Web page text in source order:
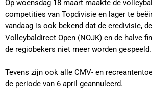
Op woensdag 18 maart maakte de
competities van Topdivisie en lager te
vandaag is ook bekend dat de eredivisie,
Volleybaldirect Open (NOJK) en de halve
de regiobekers niet meer worden gespeeld.
Tevens zijn ook alle CMV- en
de periode van 6 april geannuleerd.